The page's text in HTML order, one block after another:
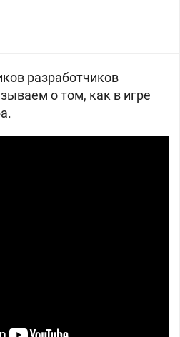
разработчиков
о том, как в игре